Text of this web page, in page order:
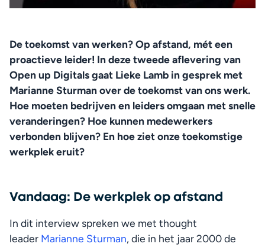
De toekomst van werken? Op afstand, mét een
proactieve leider! In deze tweede aflevering van
Open up Digitals gaat Lieke Lamb in gesprek met
Marianne Sturman over de toekomst van ons werk.
Hoe moeten bedrijven en leiders omgaan met snelle
veranderingen? Hoe kunnen medewerkers
verbonden blijven? En hoe ziet onze toekomstige
werkplek eruit?
Vandaag: De werkplek op afstand
In dit interview spreken we met thought
leader Marianne Sturman, die in het jaar 2000 de